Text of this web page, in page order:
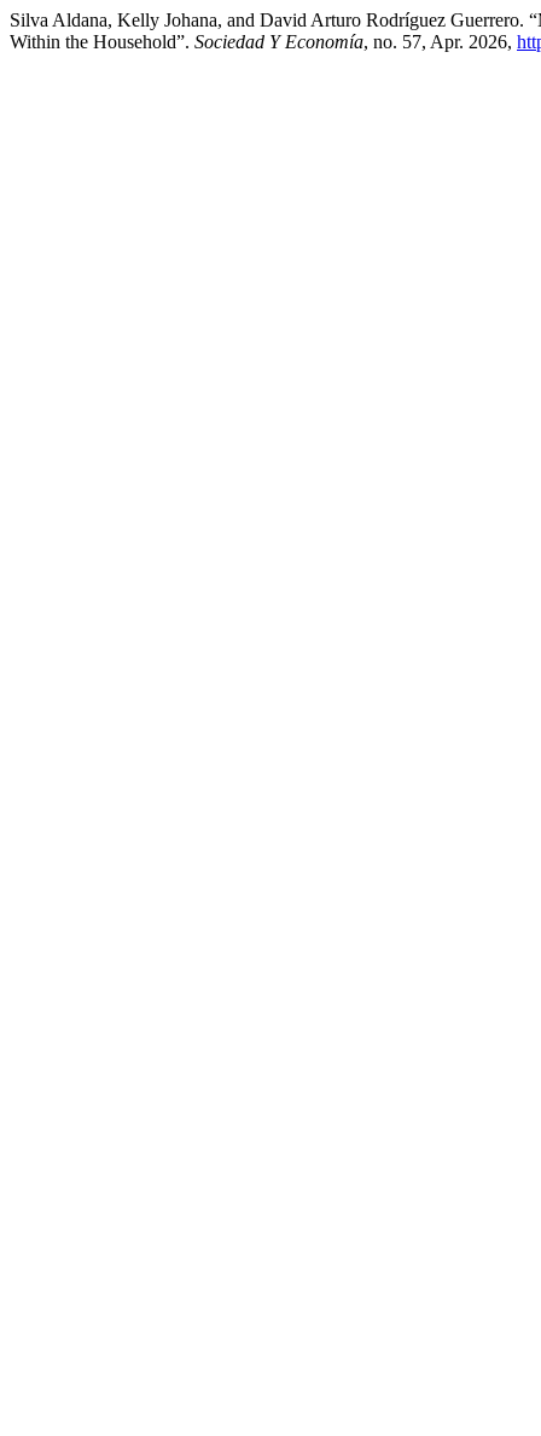
Silva Aldana, Kelly Johana, and David Arturo Rodríguez Guerrero.
Within the Household”. Sociedad Y Economía, no. 57, Apr. 2026,